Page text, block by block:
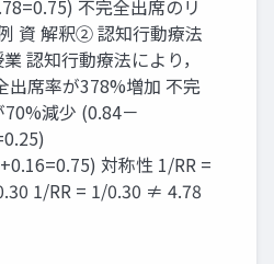
不完全出席のリ
資 解釈② 認知⾏動療法
認知⾏動療法により，
出席率が378%増加 不完
減少 (0.84－
対称性 1/RR =
1/RR = 1/0.30 ≠ 4.78